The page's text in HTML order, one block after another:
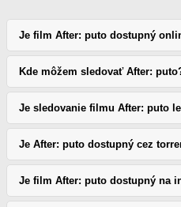
Je film After: puto dostupný
Kde môžem sledovať After:
Je sledovanie filmu After: puto
Je After: puto dostupný cez
Je film After: puto dostupný na